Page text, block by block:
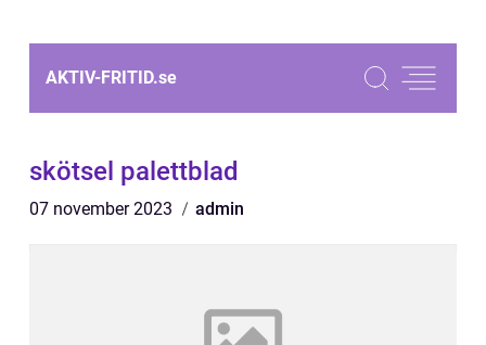
AKTIV-FRITID.se
skötsel palettblad
07 november 2023 admin